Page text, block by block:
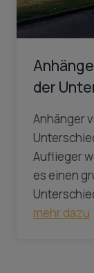
der
Anhänger
Auflieger
es einen
mehr dazu